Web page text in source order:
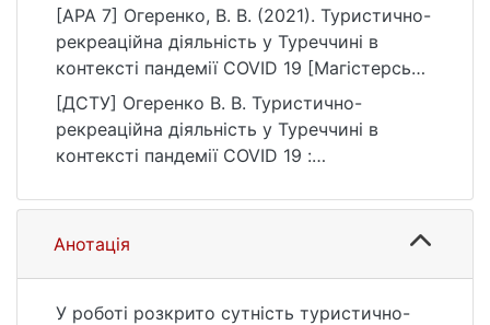
[APA 7] Огеренко, В. В. (2021). Туристично-
рекреаційна діяльність у Туреччині в
контексті пандемії COVID 19 [Магістерська
робота, Київський національний
університет імені Тараса Шевченка].
eKNUTSHIR.
21
[ДСТУ] Огеренко В. В. Туристично-
рекреаційна діяльність у Туреччині в
контексті пандемії COVID 19 :
Природничі науки. Київ, 2021. 85 с. URL:
https://ir.library.knu.ua/handle/123456789/35
21 (дата звернення: 25.07.2026).
Анотація
У роботі розкрито сутність туристично-